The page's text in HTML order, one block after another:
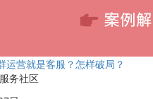
运营就是客服？怎样破局？
务社区